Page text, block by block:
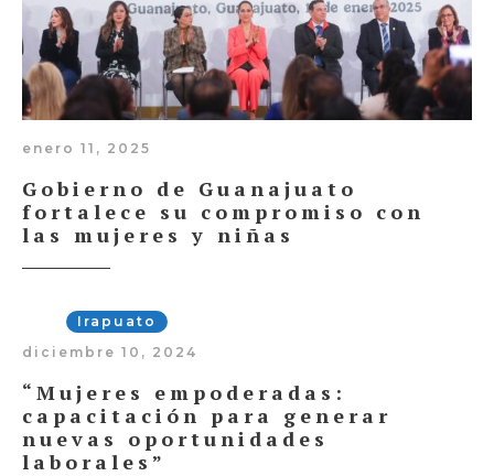
enero 11, 2025
Gobierno de Guanajuato
fortalece su compromiso con
las mujeres y niñas
Irapuato
diciembre 10, 2024
“Mujeres empoderadas:
capacitación para generar
nuevas oportunidades
laborales”